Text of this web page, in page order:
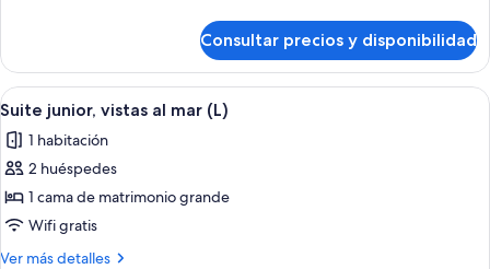
mar
(B2C-
US)
junior,
vistas
al
(B2C-
US)
Consultar precios y disponibilidad
Abrir
todas
las
fotos
de
Suite
junior,
Habitación de hotel con una cama
4
Suite junior, vistas al mar (L)
1 habitación
2 huéspedes
1 cama de matrimonio grande
Wifi gratis
Ver más detalles
Más